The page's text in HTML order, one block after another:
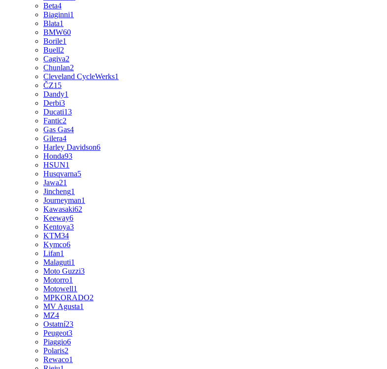
Beta4
Biaginni1
Blata1
BMW60
Borile1
Buell2
Cagiva2
Chunlan2
Cleveland CycleWerks1
ČZ15
Dandy1
Derbi3
Ducati13
Fantic2
Gas Gas4
Gilera4
Harley Davidson6
Honda93
HSUN1
Husqvarna5
Jawa21
Jincheng1
Journeyman1
Kawasaki62
Keeway6
Kentoya3
KTM34
Kymco6
Lifan1
Malaguti1
Moto Guzzi3
Motorro1
Motowell1
MPKORADO2
MV Agusta1
MZ4
Ostatní23
Peugeot3
Piaggio6
Polaris2
Rewaco1